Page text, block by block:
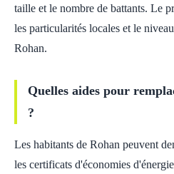
taille et le nombre de battants. Le
les particularités locales et le
Rohan.
Quelles aides pour
?
Les habitants de Rohan peuvent
les certificats d'économies